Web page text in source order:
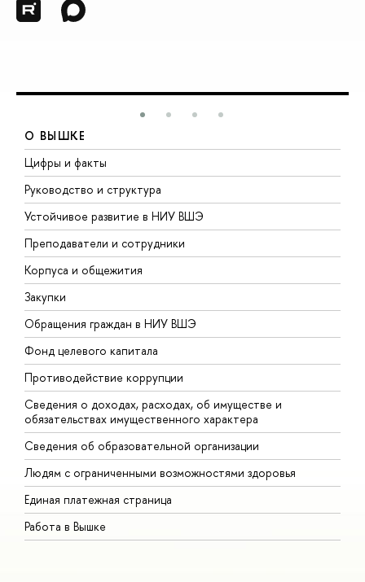
О ВЫШКЕ
Цифры и факты
Руководство и структура
Устойчивое развитие в НИУ ВШЭ
Преподаватели и сотрудники
Корпуса и общежития
Закупки
Обращения граждан в НИУ ВШЭ
Фонд целевого капитала
Противодействие коррупции
Сведения о доходах, расходах, об имуществе и
обязательствах имущественного характера
Сведения об образовательной организации
Людям с ограниченными возможностями здоровья
Единая платежная страница
Работа в Вышке